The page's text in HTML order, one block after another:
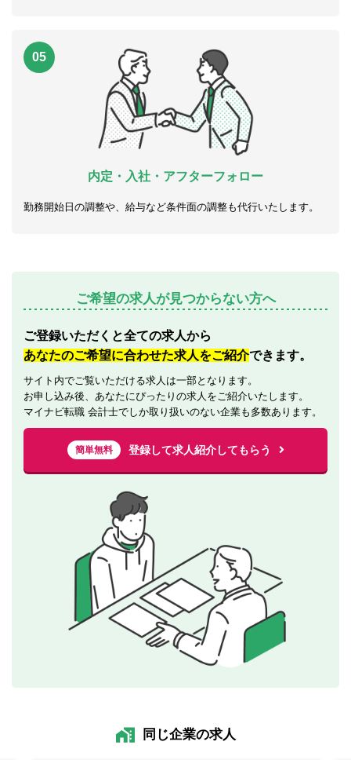
05
内定・入社・アフターフォロー
勤務開始日の調整や、給与など条件面の調整も代行いたします。
ご希望の求人が見つからない方へ
ご登録いただくと全ての求人から
あなたのご希望に合わせた求人をご紹介できます。
サイト内でご覧いただける求人は一部となります。
お申し込み後、あなたにぴったりの求人をご紹介いたします。
マイナビ転職 会計士でしか取り扱いのない企業も多数あります。
簡単無料 登録して求人紹介してもらう
同じ企業の求人